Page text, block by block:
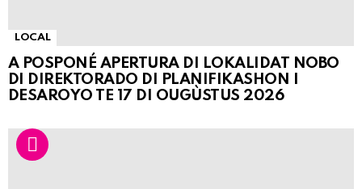
LOCAL
A POSPONÉ APERTURA DI LOKALIDAT NOBO
DI DIREKTORADO DI PLANIFIKASHON I
DESAROYO TE 17 DI OUGÙSTUS 2026